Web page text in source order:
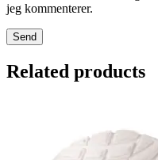
jeg kommenterer.
Related products